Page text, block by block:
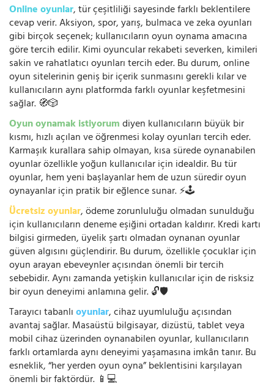
Online oyunlar, tür çeşitliliği sayesinde farklı beklentilere
cevap verir. Aksiyon, spor, yarış, bulmaca ve zeka oyunları
gibi birçok seçenek; kullanıcıların oyun oynama amacına
göre tercih edilir. Kimi oyuncular rekabeti severken, kimileri
sakin ve rahatlatıcı oyunları tercih eder. Bu durum, online
oyun sitelerinin geniş bir içerik sunmasını gerekli kılar ve
kullanıcıların aynı platformda farklı oyunlar keşfetmesini
sağlar. 🧭🎲
Oyun oynamak istiyorumdiyen kullanıcıların büyük bir
kısmı, hızlı açılan ve öğrenmesi kolay oyunları tercih eder.
Karmaşık kurallara sahip olmayan, kısa sürede oynanabilen
oyunlar özellikle yoğun kullanıcılar için idealdir. Bu tür
oyunlar, hem yeni başlayanlar hem de uzun süredir oyun
oynayanlar için pratik bir eğlence sunar. ⚡🕹️
Ücretsiz oyunlar, ödeme zorunluluğu olmadan sunulduğu
için kullanıcıların deneme eşiğini ortadan kaldırır. Kredi kartı
bilgisi girmeden, üyelik şartı olmadan oynanan oyunlar
güven algısını güçlendirir. Bu durum, özellikle çocuklar için
oyun arayan ebeveynler açısından önemli bir tercih
sebebidir. Aynı zamanda yetişkin kullanıcılar için de risksiz
bir oyun deneyimi anlamına gelir. 🔓🛡️
Tarayıcı tabanlıoyunlar, cihaz uyumluluğu açısından
avantaj sağlar. Masaüstü bilgisayar, dizüstü, tablet veya
mobil cihaz üzerinden oynanabilen oyunlar, kullanıcıların
farklı ortamlarda aynı deneyimi yaşamasına imkân tanır. Bu
esneklik, “her yerden oyun oyna” beklentisini karşılayan
önemli bir faktördür. 📱💻